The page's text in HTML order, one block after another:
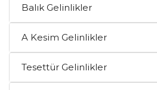
Balık Gelinlikler
A Kesim Gelinlikler
Tesettür Gelinlikler